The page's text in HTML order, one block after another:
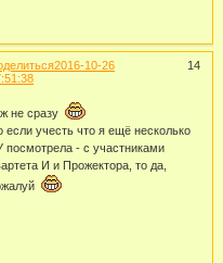
14
2016-10-26
не сразу
если учесть что я ещё несколько
посмотрела - с участниками
И и Прожектора, то да,